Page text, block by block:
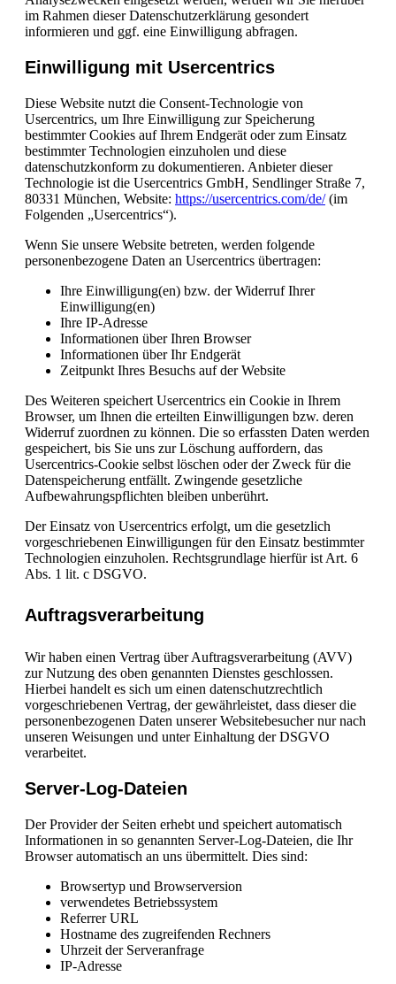
im Rahmen dieser Datenschutzerklärung gesondert
informieren und ggf. eine Einwilligung abfragen.
Einwilligung mit Usercentrics
Diese Website nutzt die Consent-Technologie von
Usercentrics, um Ihre Einwilligung zur Speicherung
bestimmter Cookies auf Ihrem Endgerät oder zum Einsatz
bestimmter Technologien einzuholen und diese
datenschutzkonform zu dokumentieren. Anbieter dieser
Technologie ist die Usercentrics GmbH, Sendlinger Straße 7,
80331 München, Website: https://usercentrics.com/de/(im
Folgenden „Usercentrics“).
Wenn Sie unsere Website betreten, werden folgende
personenbezogene Daten an Usercentrics übertragen:
Ihre Einwilligung(en) bzw. der Widerruf Ihrer
Einwilligung(en)
Ihre IP-Adresse
Informationen über Ihren Browser
Informationen über Ihr Endgerät
Zeitpunkt Ihres Besuchs auf der Website
Des Weiteren speichert Usercentrics ein Cookie in Ihrem
Browser, um Ihnen die erteilten Einwilligungen bzw. deren
Widerruf zuordnen zu können. Die so erfassten Daten werden
gespeichert, bis Sie uns zur Löschung auffordern, das
Usercentrics-Cookie selbst löschen oder der Zweck für die
Datenspeicherung entfällt. Zwingende gesetzliche
Aufbewahrungspflichten bleiben unberührt.
Der Einsatz von Usercentrics erfolgt, um die gesetzlich
vorgeschriebenen Einwilligungen für den Einsatz bestimmter
Technologien einzuholen. Rechtsgrundlage hierfür ist Art. 6
Abs. 1 lit. c DSGVO.
Auftragsverarbeitung
Wir haben einen Vertrag über Auftragsverarbeitung (AVV)
zur Nutzung des oben genannten Dienstes geschlossen.
Hierbei handelt es sich um einen datenschutzrechtlich
vorgeschriebenen Vertrag, der gewährleistet, dass dieser die
personenbezogenen Daten unserer Websitebesucher nur nach
unseren Weisungen und unter Einhaltung der DSGVO
verarbeitet.
Server-Log-Dateien
Der Provider der Seiten erhebt und speichert automatisch
Informationen in so genannten Server-Log-Dateien, die Ihr
Browser automatisch an uns übermittelt. Dies sind:
Browsertyp und Browserversion
verwendetes Betriebssystem
Referrer URL
Hostname des zugreifenden Rechners
Uhrzeit der Serveranfrage
IP-Adresse